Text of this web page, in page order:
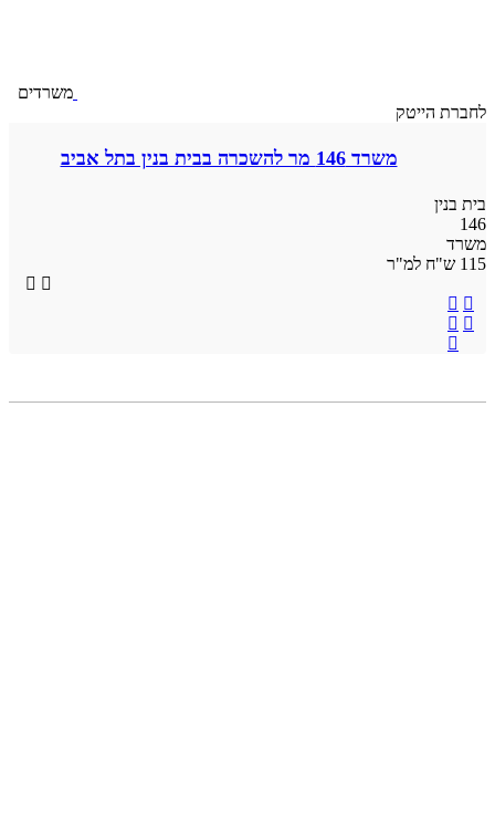
משרדים
לחברת הייטק
משרד 146 מר להשכרה בבית בנין בתל אביב
בית בנין
146
משרד
115 ש"ח למ"ר